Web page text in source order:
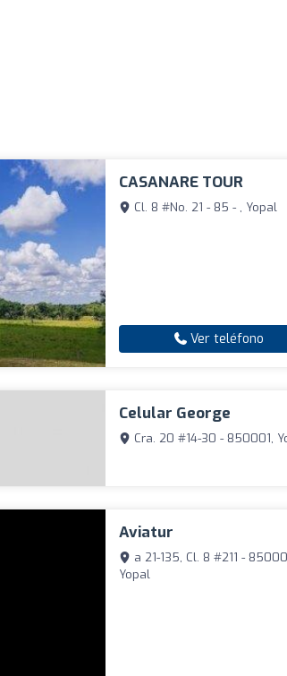
CASANARE TOUR
Cl. 8 #No. 21 - 85 - , Yopal
Ver teléfono
Celular George
Cra. 20 #14-30 - 850001,
Aviatur
a 21-135, Cl. 8 #211 -
Yopal